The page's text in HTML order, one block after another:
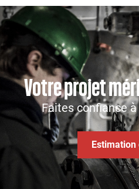
Votre projet
Faites confiance